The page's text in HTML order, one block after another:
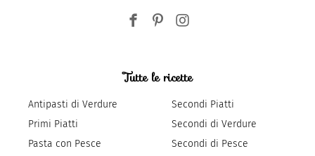
Tutte le ricette
Antipasti di Verdure
Primi Piatti
Pasta con Pesce
Secondi Piatti
Secondi di Verdure
Secondi di Pesce